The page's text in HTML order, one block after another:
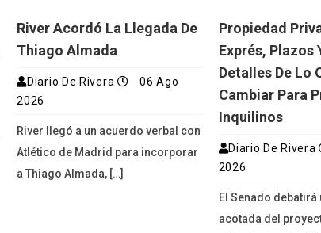
River Acordó La Llegada De
Thiago Almada
Diario De Rivera
06 Ago
2026
River llegó a un acuerdo verbal con
Atlético de Madrid para incorporar
a Thiago Almada, […]
Propiedad
Exprés, Plazos
Detalles De Lo
Cambiar Para
Inquilinos
Diario De Rivera
2026
El Senado debatirá
acotada del